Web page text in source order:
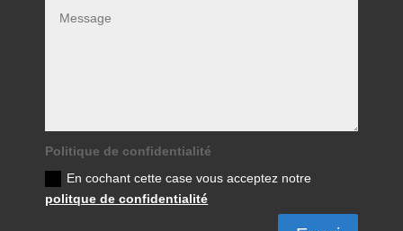
Politique de confidentialité
En cochant cette case vous acceptez notre
politque de confidentialité